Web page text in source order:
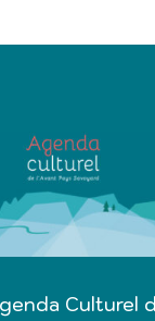
Culturel